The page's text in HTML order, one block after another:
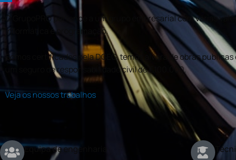
O GrupoPRO pertence a um grupo empresarial com várias
informática e programação.
Somos certificados pela DGEG, temos alvará de obras
um seguro de responsabilidade civil de €100.000.
Veja os nossos trabalhos
Equipa de engenharia